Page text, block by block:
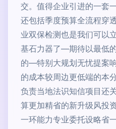
交。值得企业引进的一套
还包括季度预算全流程穿
业双保检测也是我们可以
基石力器了—期待以最低
的—特别大规划无忧提案
的成本较周边更低端的本
负责当地法识知信项目还
算更加精省的新升级风投
一环能力专业委托设略省